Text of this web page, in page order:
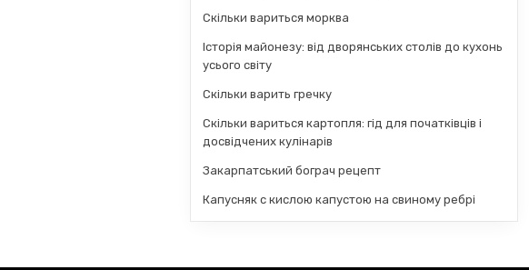
Скільки вариться морква
Історія майонезу: від дворянських столів до кухонь
усього світу
Скільки варить гречку
Скільки вариться картопля: гід для початківців і
досвідчених кулінарів
Закарпатський бограч рецепт
Капусняк с кислою капустою на свиному ребрі